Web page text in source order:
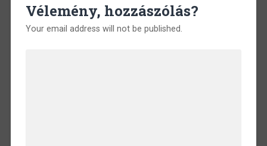
Vélemény, hozzászólás?
Your email address will not be published.